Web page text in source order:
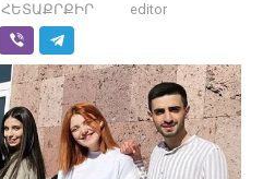
ՀԵՏԱՔՐՔԻՐ editor